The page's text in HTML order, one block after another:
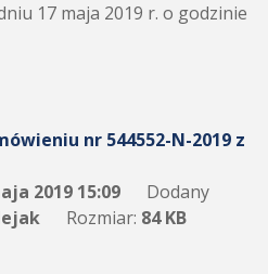
17 maja 2019 r. o godzinie
nr 544552-N-2019 z
2019 15:09
Dodany
Rozmiar: 84 KB